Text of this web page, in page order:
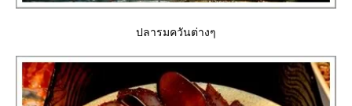
ปลารมควันต่างๆ